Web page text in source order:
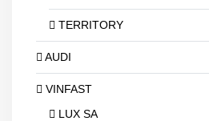
TERRITORY
AUDI
VINFAST
LUX SA